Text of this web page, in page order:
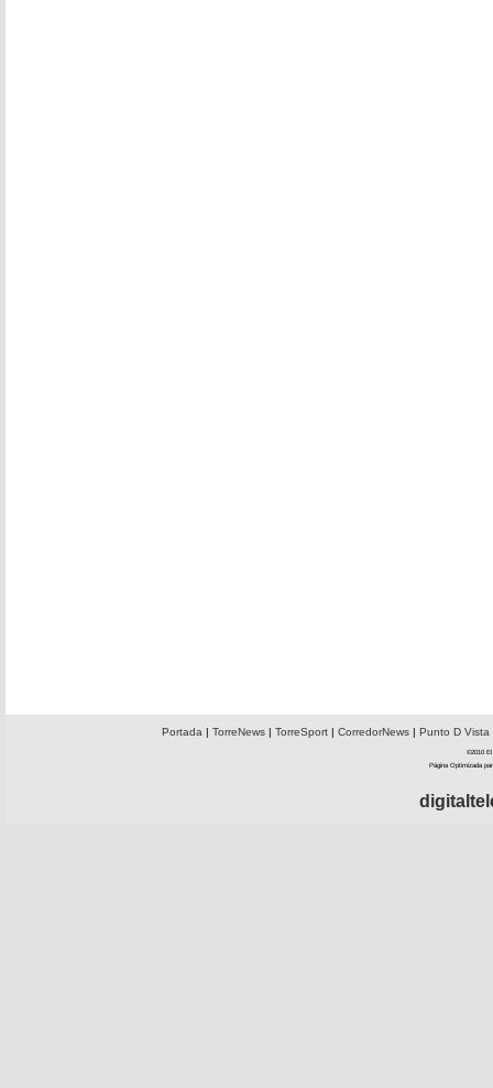
Portada | TorreNews| TorreSport| CorredorNews| Punto D Vista
©2010 El
Página Optimizada